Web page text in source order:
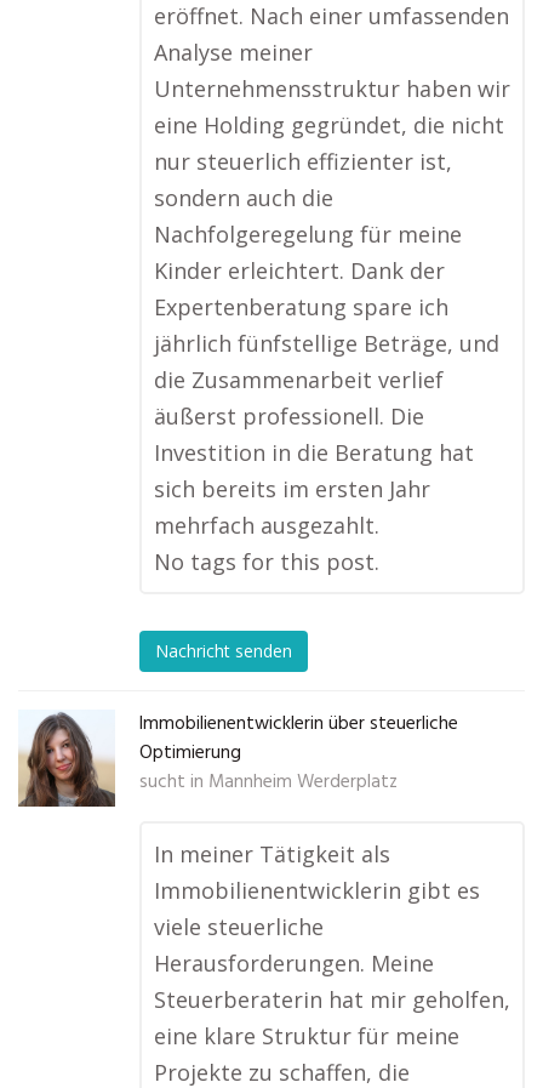
eröffnet. Nach einer umfassenden
Analyse meiner
Unternehmensstruktur haben wir
eine Holding gegründet, die nicht
nur steuerlich effizienter ist,
sondern auch die
Nachfolgeregelung für meine
Kinder erleichtert. Dank der
Expertenberatung spare ich
jährlich fünfstellige Beträge, und
die Zusammenarbeit verlief
äußerst professionell. Die
Investition in die Beratung hat
sich bereits im ersten Jahr
mehrfach ausgezahlt.
No tags for this post.
Nachricht senden
Immobilienentwicklerin über steuerliche
Optimierung
sucht in Mannheim Werderplatz
In meiner Tätigkeit als
Immobilienentwicklerin gibt es
viele steuerliche
Herausforderungen. Meine
Steuerberaterin hat mir geholfen,
eine klare Struktur für meine
Projekte zu schaffen, die